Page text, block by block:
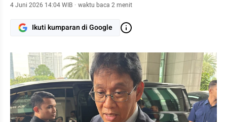
4 Juni 2026 14:04 WIB · waktu baca 2 menit
Ikuti kumparan di Google